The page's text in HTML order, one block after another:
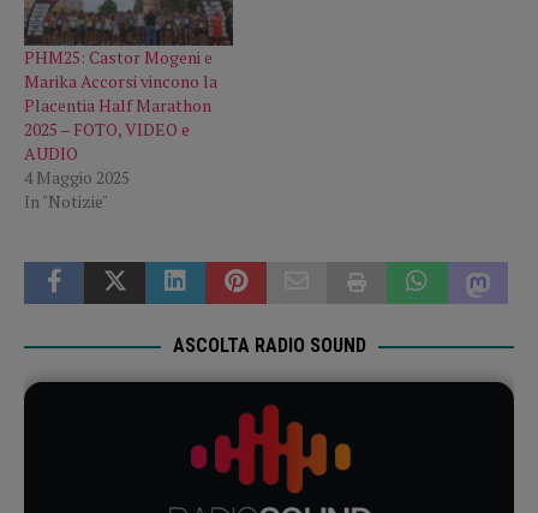
PHM25: Castor Mogeni e
Marika Accorsi vincono la
Placentia Half Marathon
2025 – FOTO, VIDEO e
AUDIO
4 Maggio 2025
In "Notizie"
ASCOLTA RADIO SOUND